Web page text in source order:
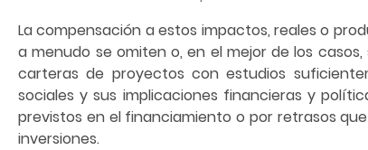
La compensación a estos impactos, reales o
a menudo se omiten o, en el mejor de los
carteras de proyectos con estudios
sociales y sus implicaciones financieras y
previstos en el financiamiento o por retrasos
inversiones.